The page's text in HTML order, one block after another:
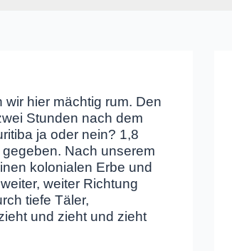
hier mächtig rum. Den
Stunden nach dem
ja oder nein? 1,8
Nach unserem
kolonialen Erbe und
weiter Richtung
tiefe Täler,
und zieht und zieht